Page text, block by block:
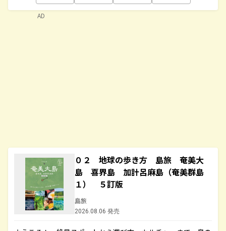
０２ 地球の歩き方 島旅 奄美大
島 喜界島 加計呂麻島（奄美群島
１） ５訂版
島旅
2026.08.06 発売
AD